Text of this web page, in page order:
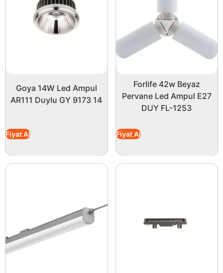
Goya 14W Led Ampul
AR111 Duylu GY 9173 14
Fiyat Al
Forlife 42w Beyaz
Pervane Led Ampul E27
DUY FL-1253
Fiyat Al